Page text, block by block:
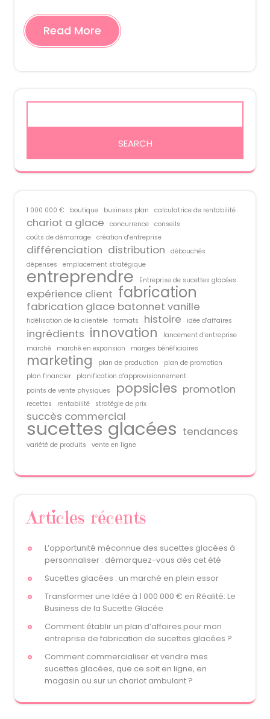
Read More
1 000 000 € boutique business plan calculatrice de rentabilité
chariot a glace concurrence conseils
coûts de démarrage création d'entreprise
différenciation distribution
débouchés
dépenses
emplacement stratégique
entreprendre Entreprise de sucettes glacées
expérience client fabrication
fabrication glace batonnet vanille
fidélisation de la clientèle formats histoire idée d'affaires
ingrédients innovation
lancement d'entreprise
marché
marché en expansion marges bénéficiaires
marketing plan de production
plan de promotion
plan financier
planification d'approvisionnement
points de vente physiques
popsicles promotion
recettes rentabilité stratégie de prix
succès commercial
sucettes glacées tendances
variété de produits vente en ligne
Articles récents
L’opportunité méconnue des sucettes glacées à
personnaliser : démarquez-vous dès cet été
Sucettes glacées : un marché en plein essor
Transformer une Idée à 1 000 000 € en Réalité: Le
Business de la Sucette Glacée
Comment établir un plan d’affaires pour mon
entreprise de fabrication de sucettes glacées ?
Comment commercialiser et vendre mes
sucettes glacées, que ce soit en ligne, en
magasin ou sur un chariot ambulant ?